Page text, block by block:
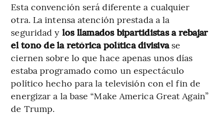
Esta convención será diferente a cualquier
otra. La intensa atención prestada a la
seguridad y los llamados bipartidistas a rebajar
el tono de la retórica política divisivase
ciernen sobre lo que hace apenas unos días
estaba programado como un espectáculo
político hecho para la televisión con el fin de
energizar a la base “Make America Great Again”
de Trump.